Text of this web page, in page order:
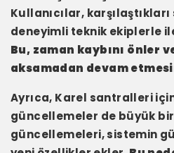
Kullanıcılar,
deneyimli teknik ekiplerle
Bu, zaman kaybını önler
aksamadan devam
Ayrıca, Karel santralleri
güncellemeler de büyük bir
güncellemeleri, sistemin